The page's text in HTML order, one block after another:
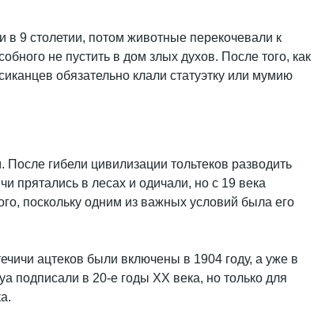
в 9 столетии, потом животные перекочевали к
не пустить в дом злых духов. После того, как
обязательно клали статуэтку или мумию
гибели цивилизации тольтеков разводить
прятались в лесах и одичали, но с 19 века
поскольку одним из важных условий была его
ацтеков были включены в 1904 году, а уже в
подписали в 20-е годы ХХ века, но только для